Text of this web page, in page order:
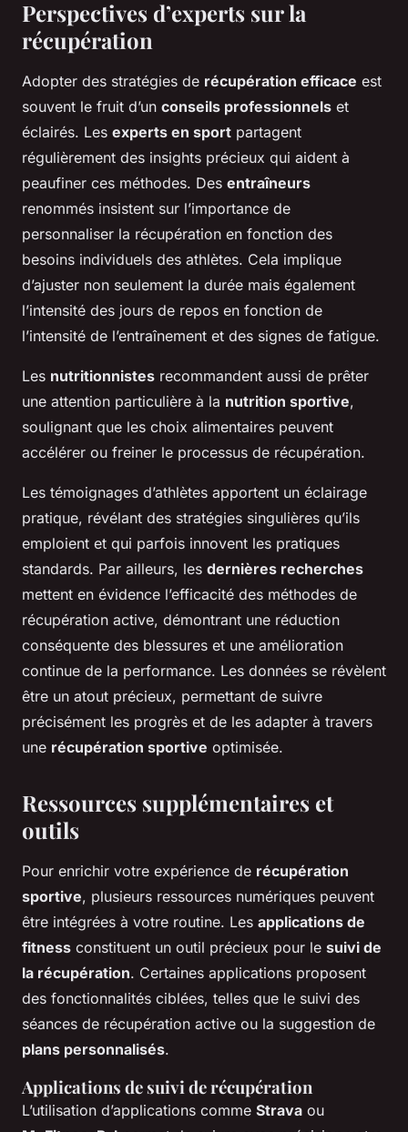
Perspectives d’experts sur la
récupération
Adopter des stratégies de récupération efficace est
souvent le fruit d’un conseils professionnels et
éclairés. Les experts en sport partagent
régulièrement des insights précieux qui aident à
peaufiner ces méthodes. Des entraîneurs
renommés insistent sur l’importance de
personnaliser la récupération en fonction des
besoins individuels des athlètes. Cela implique
d’ajuster non seulement la durée mais également
l’intensité des jours de repos en fonction de
l’intensité de l’entraînement et des signes de fatigue.
Les nutritionnistes recommandent aussi de prêter
une attention particulière à la nutrition sportive,
soulignant que les choix alimentaires peuvent
accélérer ou freiner le processus de récupération.
Les témoignages d’athlètes apportent un éclairage
pratique, révélant des stratégies singulières qu’ils
emploient et qui parfois innovent les pratiques
standards. Par ailleurs, les dernières recherches
mettent en évidence l’efficacité des méthodes de
récupération active, démontrant une réduction
conséquente des blessures et une amélioration
continue de la performance. Les données se révèlent
être un atout précieux, permettant de suivre
précisément les progrès et de les adapter à travers
une récupération sportive optimisée.
Ressources supplémentaires et
outils
Pour enrichir votre expérience de récupération
sportive, plusieurs ressources numériques peuvent
être intégrées à votre routine. Les applications de
fitness constituent un outil précieux pour le suivi de
la récupération. Certaines applications proposent
des fonctionnalités ciblées, telles que le suivi des
séances de récupération active ou la suggestion de
plans personnalisés.
Applications de suivi de récupération
L’utilisation d’applications comme Strava ou